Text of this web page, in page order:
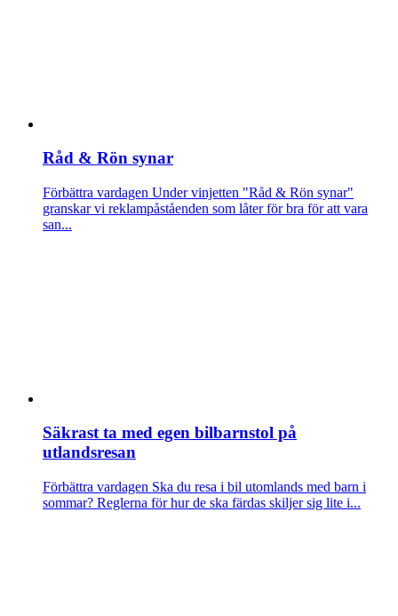
Råd & Rön synar
Förbättra vardagen Under vinjetten "Råd & Rön synar"
granskar vi reklampåståenden som låter för bra för att vara
san...
Säkrast ta med egen bilbarnstol på
utlandsresan
Förbättra vardagen Ska du resa i bil utomlands med barn i
sommar? Reglerna för hur de ska färdas skiljer sig lite i...